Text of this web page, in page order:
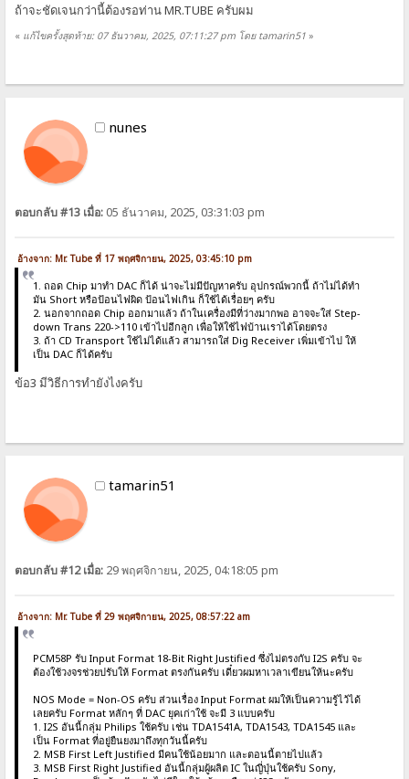
ถ้าจะชัดเจนกว่านี้ต้องรอท่าน MR.TUBE ครับผม
« แก้ไขครั้งสุดท้าย: 07 ธันวาคม, 2025, 07:11:27 pm โดย tamarin51 »
nunes
ตอบกลับ #13 เมื่อ: 05 ธันวาคม, 2025, 03:31:03 pm
อ้างจาก: Mr. Tube ที่ 17 พฤศจิกายน, 2025, 03:45:10 pm
1. ถอด Chip มาทำ DAC ก็ได้ น่าจะไม่มีปัญหาครับ อุปกรณ์พวกนี้ ถ้าไม่ได้ทำ
มัน Short หรือป้อนไฟผิด ป้อนไฟเกิน ก็ใช้ได้เรื่อยๆ ครับ
2. นอกจากถอด Chip ออกมาแล้ว ถ้าในเครื่องมีที่ว่างมากพอ อาจจะใส่ Step-
down Trans 220->110 เข้าไปอีกลูก เพื่อให้ใช้ไฟบ้านเราได้โดยตรง
3. ถ้า CD Transport ใช้ไม่ได้แล้ว สามารถใส่ Dig Receiver เพิ่มเข้าไป ให้
เป็น DAC ก็ได้ครับ
ข้อ3 มีวิธีการทำยังไงครับ
tamarin51
ตอบกลับ #12 เมื่อ: 29 พฤศจิกายน, 2025, 04:18:05 pm
อ้างจาก: Mr. Tube ที่ 29 พฤศจิกายน, 2025, 08:57:22 am
PCM58P รับ Input Format 18-Bit Right Justified ซึ่งไม่ตรงกับ I2S ครับ จะ
ต้องใช้วงจรช่วยปรับให้ Format ตรงกันครับ เดี๋ยวผมหาเวลาเขียนให้นะครับ
NOS Mode = Non-OS ครับ ส่วนเรื่อง Input Format ผมให้เป็นความรู้ไว้ได้
เลยครับ Format หลักๆ ที่ DAC ยุคเก่าใช้ จะมี 3 แบบครับ
1. I2S อันนี้กลุ่ม Philips ใช้ครับ เช่น TDA1541A, TDA1543, TDA1545 และ
เป็น Format ที่อยู่ยืนยงมาถึงทุกวันนี้ครับ
2. MSB First Left Justified มีคนใช้น้อยมาก และตอนนี้ตายไปแล้ว
3. MSB First Right Justified อันนี้กลุ่มผู้ผลิต IC ในญี่ปุ่นใช้ครับ Sony,